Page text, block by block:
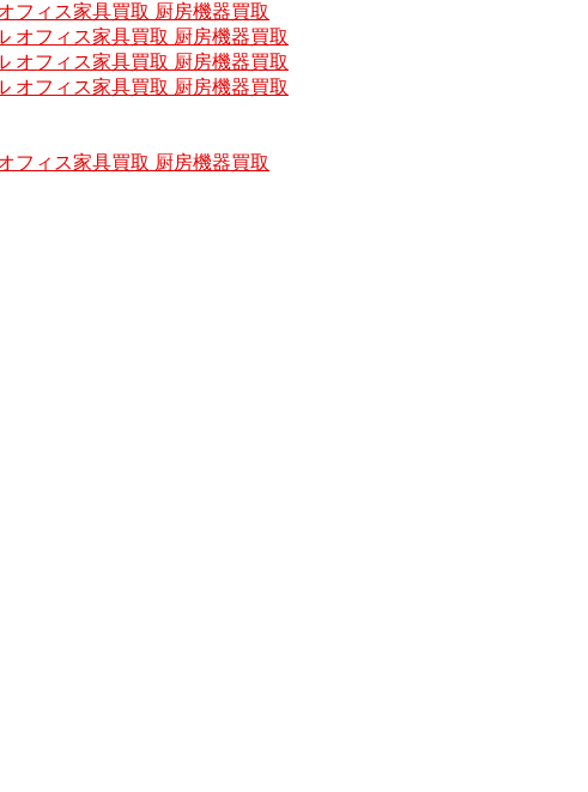
フィス家具買取 厨房機器買取
オフィス家具買取 厨房機器買取
オフィス家具買取 厨房機器買取
オフィス家具買取 厨房機器買取
フィス家具買取 厨房機器買取